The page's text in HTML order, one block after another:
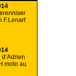
F.Lenart
moto au